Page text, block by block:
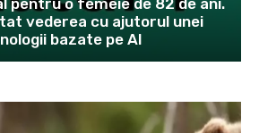
pentru o femeie de 82 de ani.
vederea cu ajutorul unei
bazate pe AI